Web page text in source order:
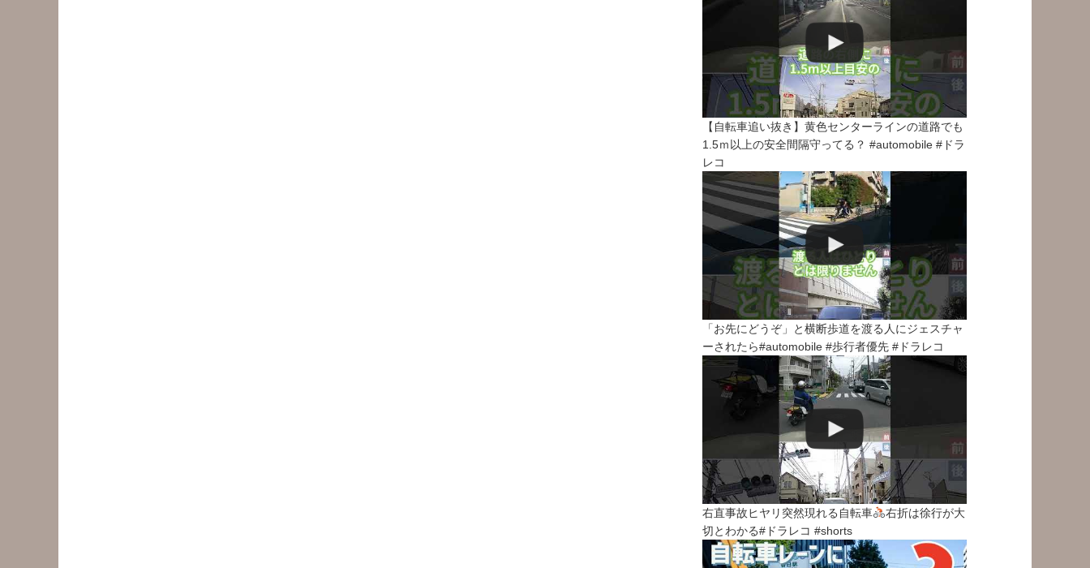
【自転車追い抜き】黄色センターラインの道路でも
1.5ｍ以上の安全間隔守ってる？ #automobile #ドラ
レコ
「お先にどうぞ」と横断歩道を渡る人にジェスチャ
ーされたら#automobile #歩行者優先 #ドラレコ
右直事故ヒヤリ突然現れる自転車
右折は徐行が大
切とわかる#ドラレコ #shorts